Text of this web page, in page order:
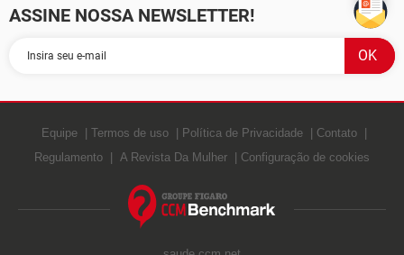
ASSINE NOSSA NEWSLETTER!
Equipe Termos de uso Política de Privacidade
Contato
Regulamento
A Revista Da Mulher Configuração de cookies